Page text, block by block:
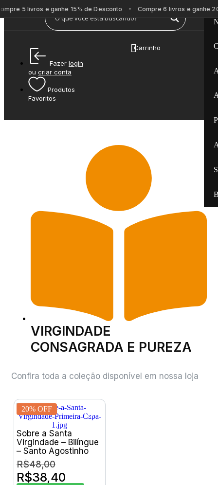
5 livros e ganhe 15% de Desconto Compre 6 livros e ganhe
Carrinho
Fazer login
ou criar conta
Produtos
Favoritos
VIRGINDADE
CONSAGRADA E PUREZA
Confira toda a coleção disponível em nossa loja
20% OFF
Sobre a Santa
Virgindade – Bilíngue
– Santo Agostinho
R$48,00
R$38,40